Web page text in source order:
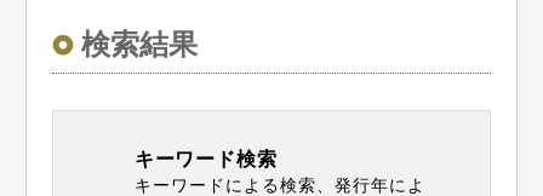
検索結果
キーワード検索
キーワードによる検索、発行年によ